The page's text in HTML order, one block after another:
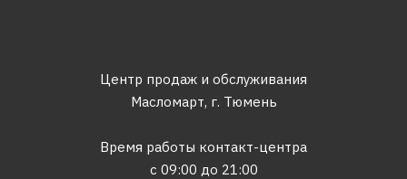
Центр продаж и обслуживания
Масломарт, г. Тюмень
Время работы контакт-центра
с 09:00 до 21:00